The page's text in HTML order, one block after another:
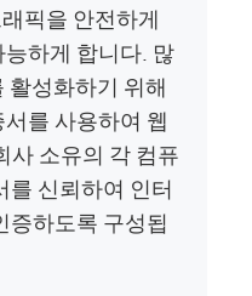
픽을 안전하게
하게 합니다. 많
활성화하기 위해
를 사용하여 웹
사 소유의 각 컴퓨
를 신뢰하여 인터
증하도록 구성됩